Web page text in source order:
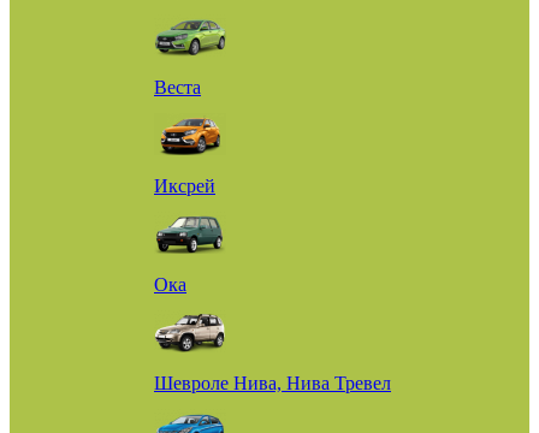
Веста
Иксрей
Ока
Шевроле Нива, Нива Тревел